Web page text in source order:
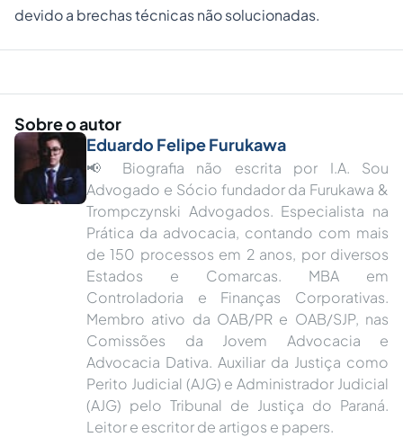
devido a brechas técnicas não solucionadas.
Sobre o autor
Eduardo Felipe Furukawa
📢 Biografia não escrita por I.A. Sou
Advogado e Sócio fundador da Furukawa &
Trompczynski Advogados. Especialista na
Prática da advocacia, contando com mais
de 150 processos em 2 anos, por diversos
Estados e Comarcas. MBA em
Controladoria e Finanças Corporativas.
Membro ativo da OAB/PR e OAB/SJP, nas
Comissões da Jovem Advocacia e
Advocacia Dativa. Auxiliar da Justiça como
Perito Judicial (AJG) e Administrador Judicial
(AJG) pelo Tribunal de Justiça do Paraná.
Leitor e escritor de artigos e papers.